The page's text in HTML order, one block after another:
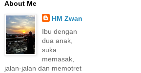
About Me
HM Zwan
Ibu dengan
dua anak,
suka
memasak,
jalan-jalan dan memotret